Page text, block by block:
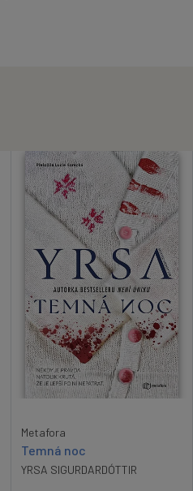
Metafora
Temná noc
YRSA SIGURDARDÓTTIR